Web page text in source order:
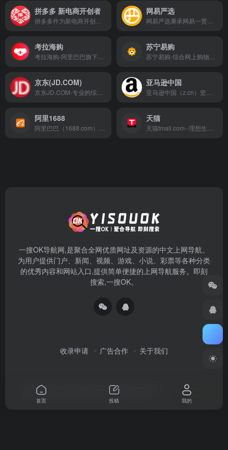
拼多多 新电商开创者 网易严选
考拉海购 苏宁易购
京东(JD.COM) 亚马逊中国
阿里1688 天猫
一搜OK导航网,是聚合全网优质网址及资源的中文上网导航。
为用户提供门户、新闻、视频、游戏、小说、彩票等各种分类
的优秀内容和网站入口,提供简单便捷的上网导航服务。即刻
搜索,一搜OK。
收录申请 广告合作 关于我们
Copyright © 2026 赣ICP备2022004140号
首页 投稿 我的